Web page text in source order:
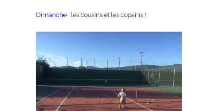
Dimanche : les cousins et les copains !